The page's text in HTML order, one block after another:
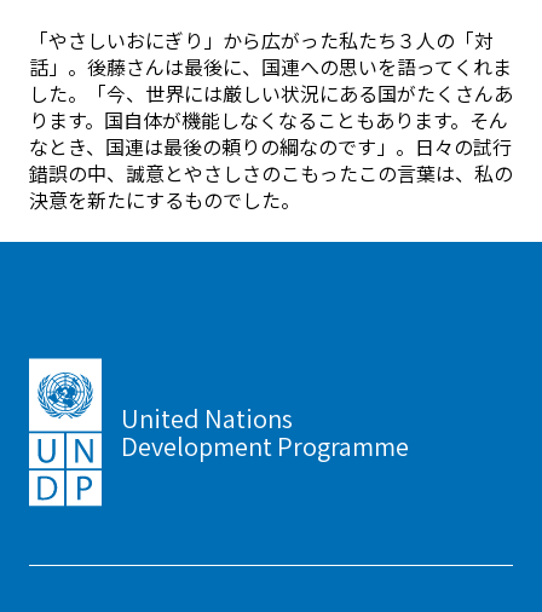
「やさしいおにぎり」から広がった私たち３人の「対
話」。後藤さんは最後に、国連への思いを語ってくれま
した。「今、世界には厳しい状況にある国がたくさんあ
ります。国自体が機能しなくなることもあります。そん
なとき、国連は最後の頼りの綱なのです」。日々の試行
錯誤の中、誠意とやさしさのこもったこの言葉は、私の
決意を新たにするものでした。
United Nations
Development Programme